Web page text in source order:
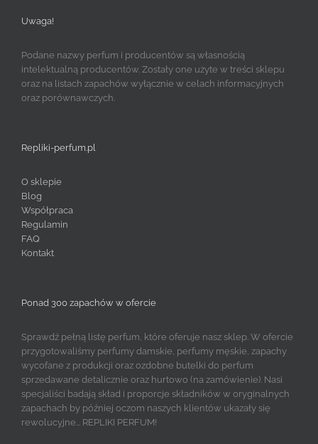
Uwaga!
Podane nazwy perfum i producentów są własnością
intelektualną producentów. Zostały one użyte w treści sklepu
oraz na listach zapachów wyłącznie w celach informacyjnych
oraz porównawczych.
Repliki-perfum.pl
O sklepie
Blog
Współpraca
Regulamin
FAQ
Kontakt
Ponad 300 zapachów w ofercie
Sprawdź pełną listę perfum, które oferuje nasz sklep. W ofercie
przygotowaliśmy perfumy damskie, perfumy męskie, zapachy
wycofane z produkcji oraz ozdobne butelki do perfum
sprzedawane detalicznie oraz hurtowo (na zamówienie). Nasi
specjaliści badają skład i proporcje składników w oryginalnych
zapachach by później oczom naszych klientów ukazały się
rewolucyjne... REPLIKI PERFUM!